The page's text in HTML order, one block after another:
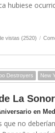
hubiese
vistas (2520) /
Destroyers New
La
en
que no